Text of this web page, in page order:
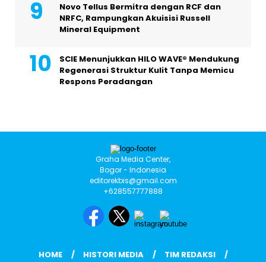
Novo Tellus Bermitra dengan RCF dan
NRFC, Rampungkan Akuisisi Russell
Mineral Equipment
SCIE Menunjukkan HILO WAVE® Mendukung
Regenerasi Struktur Kulit Tanpa Memicu
Respons Peradangan
Graha Media Center,
Bogor - Indonesia
editorekbis@gmail.com
+628557777888
HOME HISTORI MEDIA
TIM REDAKSI